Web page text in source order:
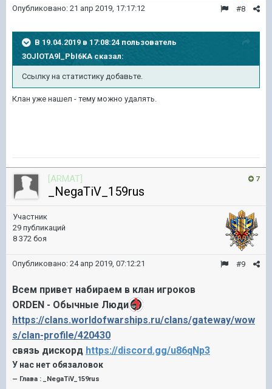
#8
Опубликовано: 21 апр 2019, 17:17:12
В 19.04.2019 в 17:08:24 пользователь
3OJlOTA9l_PbI6KAсказал:
Ссылку на статистику добавьте.
Клан уже нашел - тему можно удалять.
7
[ARMAT]
_NegaTiV_159rus
Участник
29 публикаций
8 372 боя
#9
Опубликовано: 24 апр 2019, 07:12:21
Всем привет набираем в клан игроков
ORDEN - Обычные Люди
https://clans.worldofwarships.ru/clans/gateway/wow
s/clan-profile/420430
связь дискорд https://discord.gg/u86qNp3
У нас нет обязаловок
— Глава : _NegaTiV_159rus